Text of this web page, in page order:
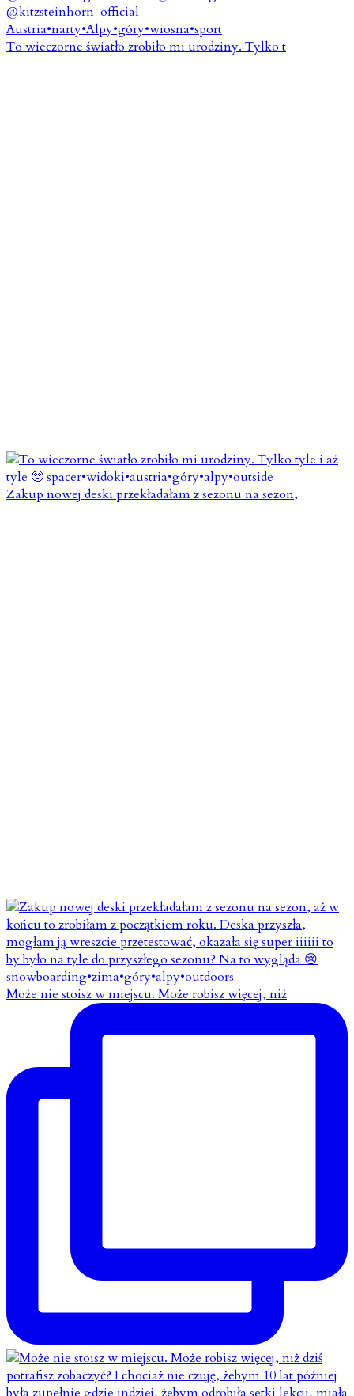
To wieczorne światło zrobiło mi urodziny. Tylko t
Zakup nowej deski przekładałam z sezonu na sezon,
Może nie stoisz w miejscu. Może robisz więcej, niż